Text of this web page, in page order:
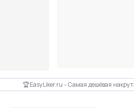
🏆EasyLiker.ru - Самая дешёвая